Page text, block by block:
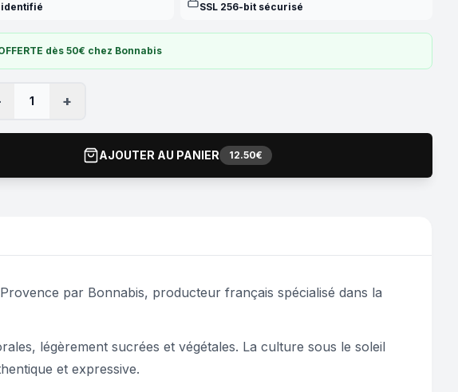
SSL 256-bit sécurisé
dès 50€ chez Bonnabis
1 +
AJOUTER AU PANIER 12.50€
par Bonnabis, producteur français spécialisé dans la
légèrement sucrées et végétales. La culture sous le soleil
et expressive.